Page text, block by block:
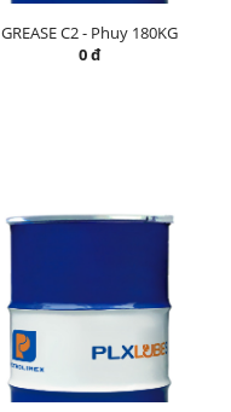
GREASE C2 - Phuy 180KG
0 đ